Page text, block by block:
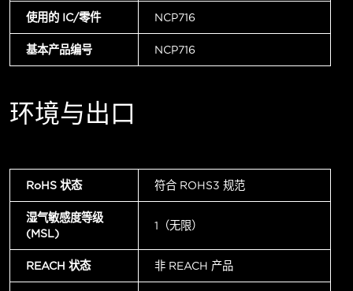
使用的 IC/零件 NCP716
基本产品编号 NCP716
环境与出口
RoHS 状态 符合 ROHS3 规范
湿气敏感度等级
(MSL)
1（无限）
REACH 状态 非 REACH 产品